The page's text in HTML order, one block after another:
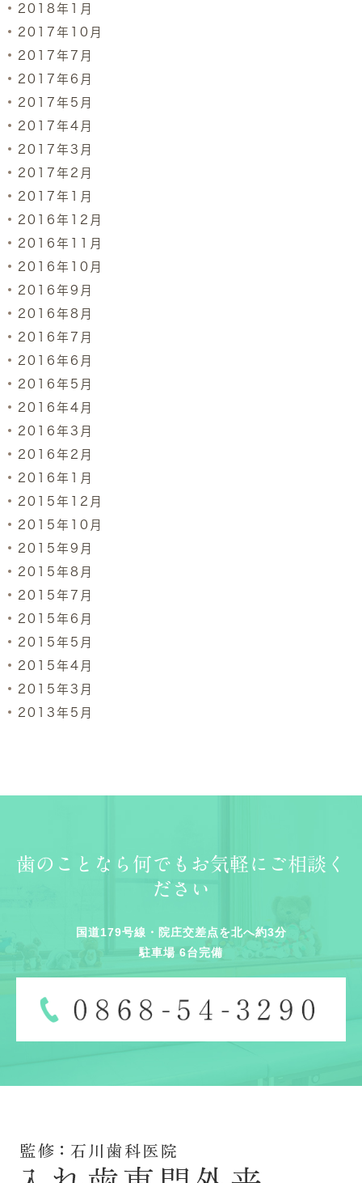
2018年1月
2017年10月
2017年7月
2017年6月
2017年5月
2017年4月
2017年3月
2017年2月
2017年1月
2016年12月
2016年11月
2016年10月
2016年9月
2016年8月
2016年7月
2016年6月
2016年5月
2016年4月
2016年3月
2016年2月
2016年1月
2015年12月
2015年10月
2015年9月
2015年8月
2015年7月
2015年6月
2015年5月
2015年4月
2015年3月
2013年5月
歯のことなら何でもお気軽にご相談く
ださい
国道179号線・院庄交差点を北へ約3分
駐車場 6台完備